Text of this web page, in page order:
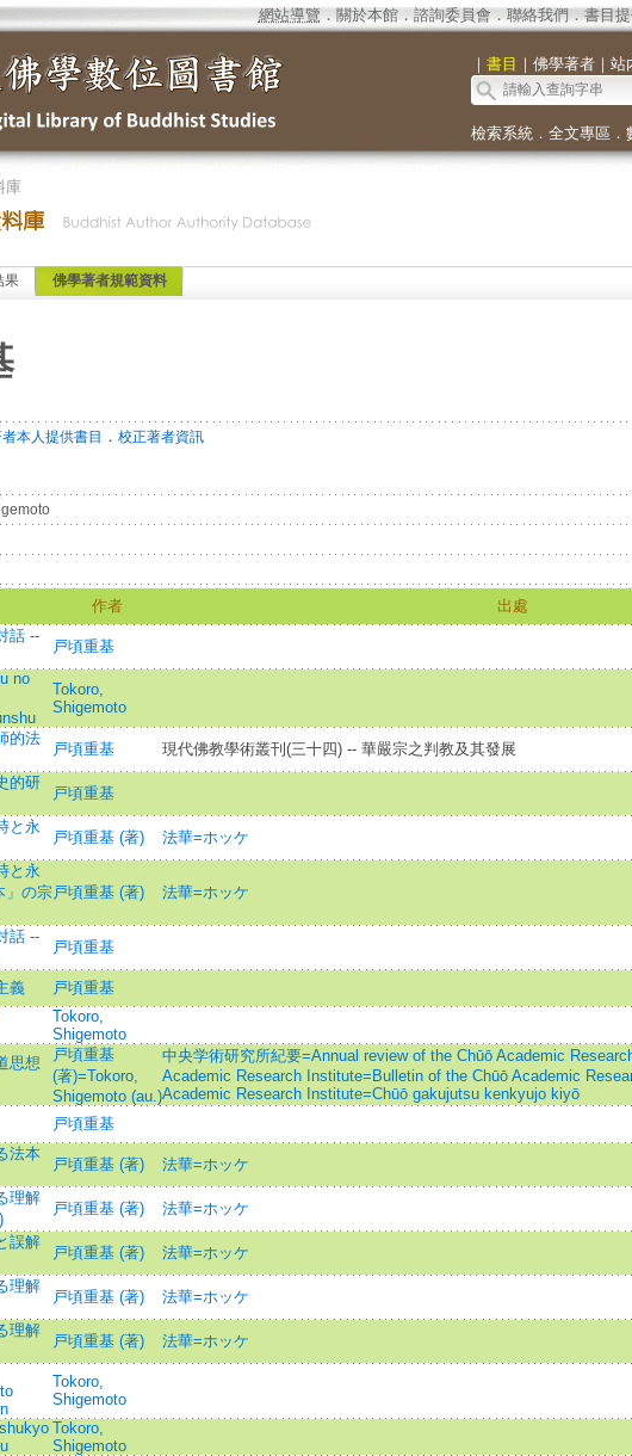
網站導覽 ． 關於本館． 諮詢委員會． 聯絡我們 ． 書目
｜ 書目 ｜ 佛學著者｜ 站
檢索系統． 全文專區 ．
庫
果 佛學著者規範資料
本人提供書目 ． 校正著者資訊
作者 出處
話 --
戸頃重基
no
Tokoro,
Shigemoto
的法
戸頃重基 現代佛教學術叢刊(三十四) -- 華嚴宗之判教及其發展
的研
戸頃重基
と永
戸頃重基 (著) 法華=ホッケ
と永
」の宗戸頃重基 (著) 法華=ホッケ
話 --
戸頃重基
義 戸頃重基
Tokoro,
Shigemoto
思想
戸頃重基
(著)=Tokoro,
Shigemoto (au.)
中央学術研究所紀要=Annual review of the Chūō Academic
Academic Research Institute=Bulletin of the Chūō Academic
Academic Research Institute=Chūō gakujutsu kenkyujo kiyō
戸頃重基
法本
戸頃重基 (著) 法華=ホッケ
理解
戸頃重基 (著) 法華=ホッケ
誤解
戸頃重基 (著) 法華=ホッケ
理解
戸頃重基 (著) 法華=ホッケ
理解
戸頃重基 (著) 法華=ホッケ
Tokoro,
Shigemoto
Tokoro,
Shigemoto